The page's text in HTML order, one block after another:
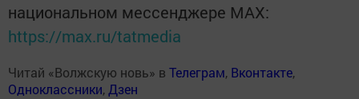
национальном мессенджере MАХ:
https://max.ru/tatmedia
Читай «Волжскую новь» в Телеграм, Вконтакте,
Одноклассники, Дзен